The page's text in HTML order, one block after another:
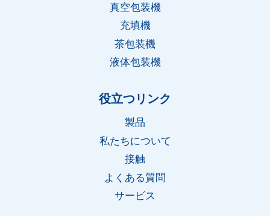
真空包装機
充填機
茶包装機
液体包装機
役立つリンク
製品
私たちについて
接触
よくある質問
サービス